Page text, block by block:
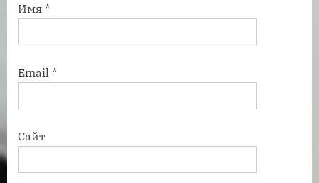
Имя *
Email *
Сайт